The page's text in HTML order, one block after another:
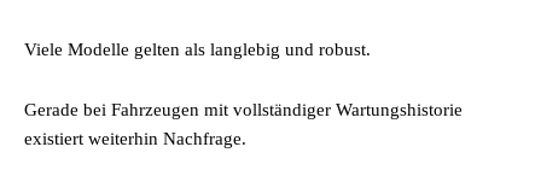
Viele Modelle gelten als langlebig und robust.
Gerade bei Fahrzeugen mit vollständiger Wartungshistorie
existiert weiterhin Nachfrage.